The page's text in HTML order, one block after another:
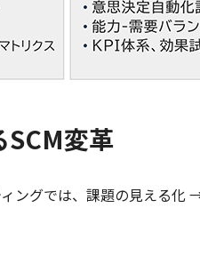
変革
ングでは、課題の見える